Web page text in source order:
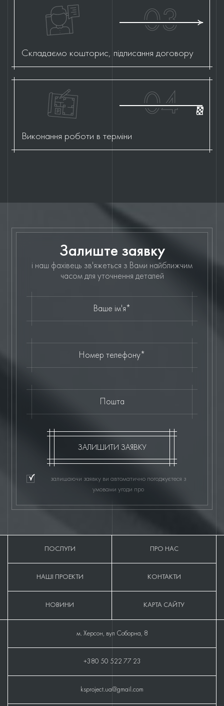
03
Складаємо кошторис, підписання договору
04
Виконання роботи в терміни
Залиште заявку
і наш фахівець зв'яжеться з Вами найближчим
часом для уточнення деталей
Ваше ім'я*
Номер телефону*
Пошта
ЗАЛИШИТИ ЗАЯВКУ
залишаючи заявку ви автоматично погоджуєтеся з
умовами угоди про
ПОСЛУГИ ПРО НАС
НАШІ ПРОЕКТИ КОНТАКТИ
НОВИНИ КАРТА САЙТУ
м. Херсон, вул Соборна, 8
+380 50 522 77 23
ksproject.ua@gmail.com